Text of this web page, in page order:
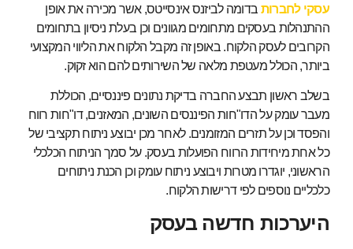
עסקי לחברות בדומה לביזנס אינסייטס, אשר מכירה את אופן
ההתנהלות בעסקים מתחומים מגוונים וכן בעלת ניסיון בתחומים
הקרובים לעסק הלקוח. באופן זה מקבל הלקוח את הליווי המקצועי
ביותר, הכולל מעטפת מלאה של השירותים להם הוא זקוק.
בשלב ראשון תבצע החברה בדיקת נתונים פיננסיים, הכוללת
מעבר עומק על הדו"חות הפיננסים השונים, המאזנים, דו"חות רווח
והפסד וכן על תזרים המזומנים. לאחר מכן יבוצע ניתוח תקציבי של
כל אחת מיחידות הרווח הפועלות בעסק. על סמך הניתוח הכלכלי
הראשוני, יוגדרו מטרות ויבוצע ניתוח עומק וכן הכנת ניתוחים
כלכליים נוספים לפי דרישות הלקוח.
היערכות חדשה בעסק